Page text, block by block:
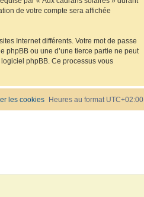
de votre compte sera affichée
Internet différents. Votre mot de passe
phpBB ou une d’une tierce partie ne peut
phpBB. Ce processus vous
Heures au format UTC+02:00
les cookies